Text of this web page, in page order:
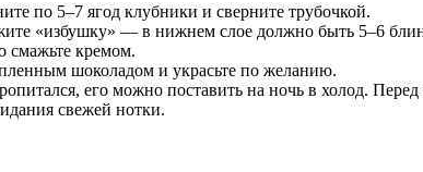
по 5–7 ягод клубники и сверните трубочкой.
«избушку» — в нижнем слое должно быть 5–6
смажьте кремом.
шоколадом и украсьте по желанию.
его можно поставить на ночь в холод.
свежей нотки.